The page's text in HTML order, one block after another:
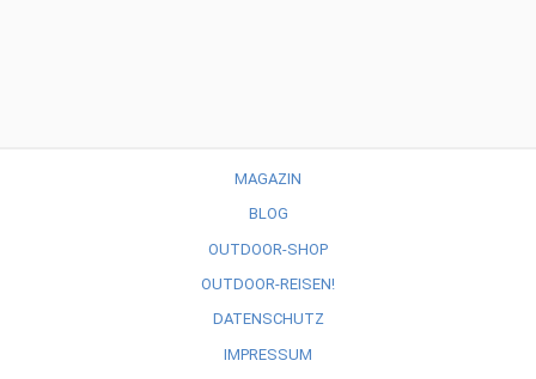
MAGAZIN
BLOG
OUTDOOR-SHOP
OUTDOOR-REISEN!
DATENSCHUTZ
IMPRESSUM